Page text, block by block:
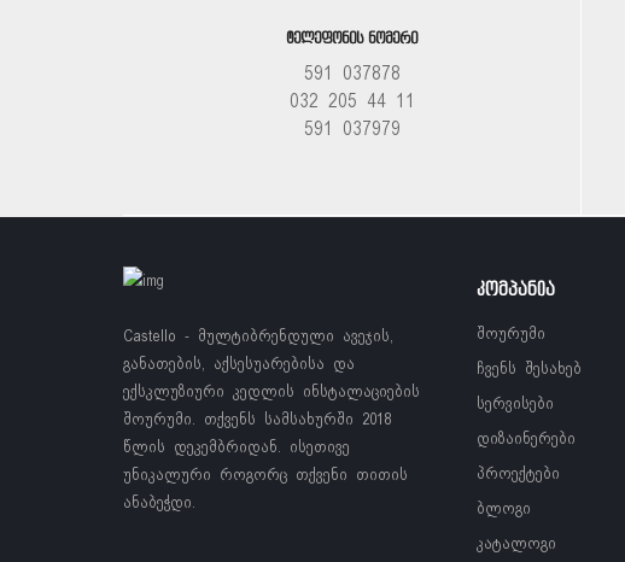
ᲢᲔᲚᲔᲤᲝᲜᲘᲡ ᲜᲝᲛᲔᲠᲘ
591 037878
032 205 44 11
591 037979
Castello - მულტიბრენდული ავეჯის,
განათების, აქსესუარებისა და
ექსკლუზიური კედლის ინსტალაციების
შოურუმი. თქვენს სამსახურში 2018
წლის დეკემბრიდან. ისეთივე
უნიკალური როგორც თქვენი თითის
ანაბეჭდი.
ᲙᲝᲛᲞᲐᲜᲘᲐ
შოურუმი
ჩვენს შესახებ
სერვისები
დიზაინერები
პროექტები
ბლოგი
კატალოგი